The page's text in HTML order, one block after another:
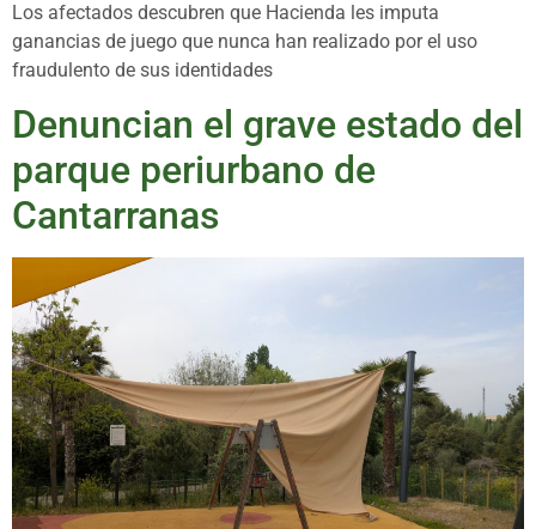
Los afectados descubren que Hacienda les imputa
ganancias de juego que nunca han realizado por el uso
fraudulento de sus identidades
Denuncian el grave estado del
parque periurbano de
Cantarranas